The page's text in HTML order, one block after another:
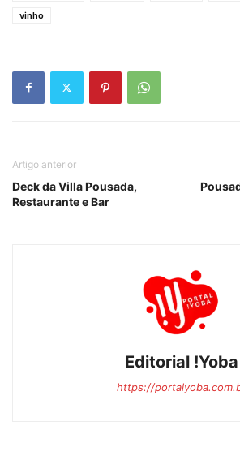
vinho
Artigo anterior
Deck da Villa Pousada,
Restaurante e Bar
Editorial !Yoba
https://